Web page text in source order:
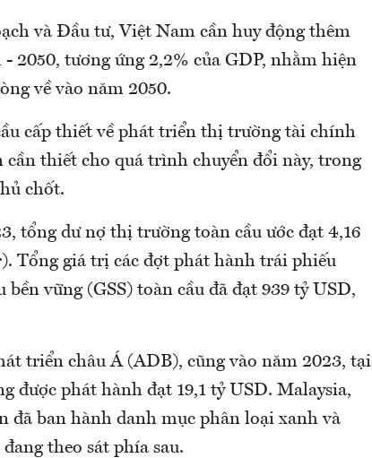
và Đầu tư, Việt Nam cần huy động thêm
2050, tương ứng 2,2% của GDP, nhằm hiện
về vào năm 2050.
cấp thiết về phát triển thị trường tài chính
cần thiết cho quá trình chuyển đổi này, trong
chốt.
tổng dư nợ thị trường toàn cầu ước đạt 4,16
Tổng giá trị các đợt phát hành trái phiếu
vững (GSS) toàn cầu đã đạt 939 tỷ USD,
triển châu Á (ADB), cũng vào năm 2023, tại
được phát hành đạt 19,1 tỷ USD. Malaysia,
đã ban hành danh mục phân loại xanh và
theo sát phía sau.